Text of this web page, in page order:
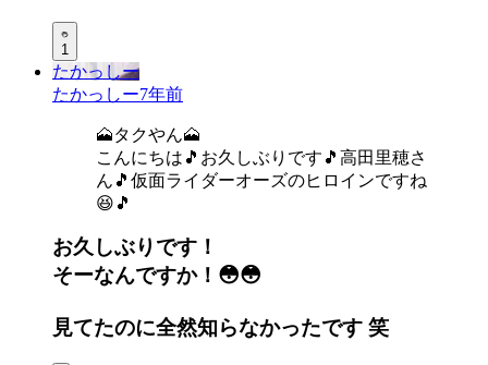
1
たかっしー
たかっしー7年前
🗻タクやん🗻
こんにちは🎵お久しぶりです🎵高田里穂さ
ん🎵仮面ライダーオーズのヒロインですね
😆🎵
お久しぶりです！
そーなんですか！😳😳
見てたのに全然知らなかったです 笑